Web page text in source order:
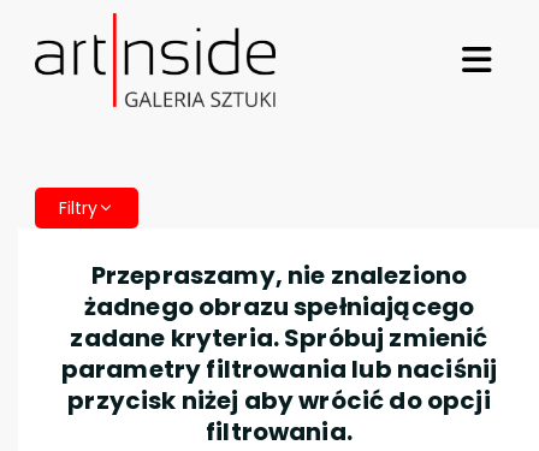
Filtry
Przepraszamy, nie znaleziono
żadnego obrazu spełniającego
zadane kryteria. Spróbuj zmienić
parametry filtrowania lub naciśnij
przycisk niżej aby wrócić do opcji
filtrowania.